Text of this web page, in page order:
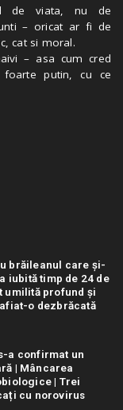
de viata, nu de
– oricat ar fi de
cat si moral.
– asa cum cred
putin, cu ce
brăileanul care și-
iubită timp de 24 de
umilită profund și
o dezbrăcată
a confirmat un
| Mâncarea
| Trei
cu norovirus